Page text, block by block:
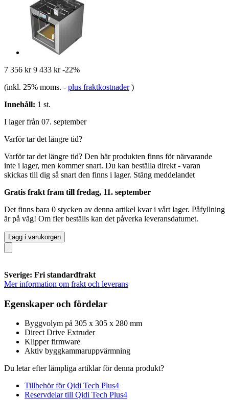
7 356 kr 9 433 kr -22%
(inkl. 25% moms. - plus fraktkostnader )
Innehåll: 1 st.
I lager från 07. september
Varför tar det längre tid?
Varför tar det längre tid? Den här produkten finns för närvarande
inte i lager, men kommer snart. Du kan beställa direkt - varan
skickas till dig så snart den finns i lager. Stäng meddelandet
Gratis frakt fram till fredag, 11. september
Det finns bara 0 stycken av denna artikel kvar i vårt lager. Påfyllning
är på väg! Om fler beställs kan det påverka leveransdatumet.
Lägg i varukorgen
Sverige: Fri standardfrakt
Mer information om frakt och leverans
Egenskaper och fördelar
Byggvolym på 305 x 305 x 280 mm
Direct Drive Extruder
Klipper firmware
Aktiv byggkammaruppvärmning
Du letar efter lämpliga artiklar för denna produkt?
Tillbehör för Qidi Tech Plus4
Reservdelar till Qidi Tech Plus4